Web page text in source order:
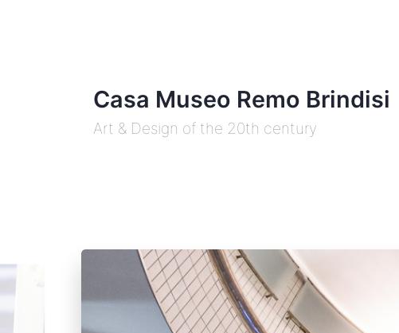
Casa Museo Remo Brindisi
Art & Design of the 20th century